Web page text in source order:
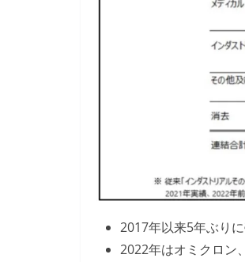
2017年以来5年ぶり
2022年はオミクロン